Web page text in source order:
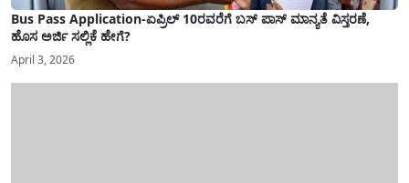
Bus Pass Application-ಏಪ್ರಿಲ್ 10ರವರೆಗೆ ಬಸ್ ಪಾಸ್ ಮಾನ್ಯತೆ ವಿಸ್ತರಣೆ,
ಹೊಸ ಅರ್ಜಿ ಸಲ್ಲಿಕೆ ಹೇಗೆ?
April 3, 2026